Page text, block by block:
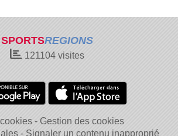
SPORTSREGIONS
121104visites
Gestion des cookies
Signaler un contenu inapproprié